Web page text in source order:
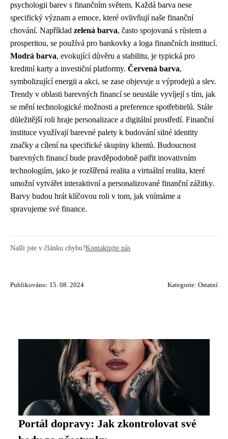
psychologii barev s finančním světem. Každá barva nese
specifický význam a emoce, které ovlivňují naše finanční
chování. Například zelená barva, často spojovaná s růstem a
prosperitou, se používá pro bankovky a loga finančních institucí.
Modrá barva, evokující důvěru a stabilitu, je typická pro
kreditní karty a investiční platformy. Červená barva,
symbolizující energii a akci, se zase objevuje u výprodejů a slev.
Trendy v oblasti barevných financí se neustále vyvíjejí s tím, jak
se mění technologické možnosti a preference spotřebitelů. Stále
důležitější roli hraje personalizace a digitální prostředí. Finanční
instituce využívají barevné palety k budování silné identity
značky a cílení na specifické skupiny klientů. Budoucnost
barevných financí bude pravděpodobně patřit inovativním
technologiím, jako je rozšířená realita a virtuální realita, které
umožní vytvářet interaktivní a personalizované finanční zážitky.
Barvy budou hrát klíčovou roli v tom, jak vnímáme a
spravujeme své finance.
Našli jste v článku chybu?Kontaktujte nás
Publikováno: 15. 08. 2024 Kategorie: Ostatní
Portál dopravy: Jak zkontrolovat své